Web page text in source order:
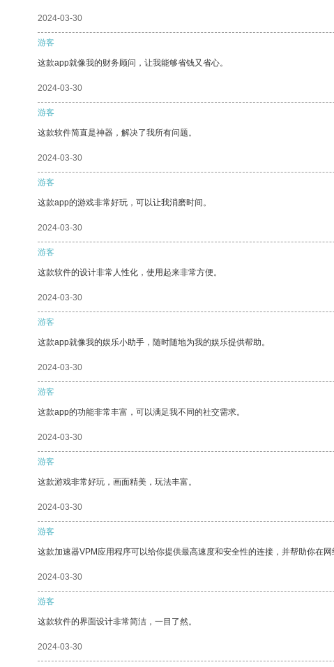
2024-03-30
游客
这款app就像我的财务顾问，让我能够省钱又省心。
2024-03-30
游客
这款软件简直是神器，解决了我所有问题。
2024-03-30
游客
这款app的游戏非常好玩，可以让我消磨时间。
2024-03-30
游客
这款软件的设计非常人性化，使用起来非常方便。
2024-03-30
游客
这款app就像我的娱乐小助手，随时随地为我的娱乐提供帮助。
2024-03-30
游客
这款app的功能非常丰富，可以满足我不同的社交需求。
2024-03-30
游客
这款游戏非常好玩，画面精美，玩法丰富。
2024-03-30
游客
这款加速器VPM应用程序可以给你提供最高速度和安全性的连接，并帮助你在网
2024-03-30
游客
这款软件的界面设计非常简洁，一目了然。
2024-03-30